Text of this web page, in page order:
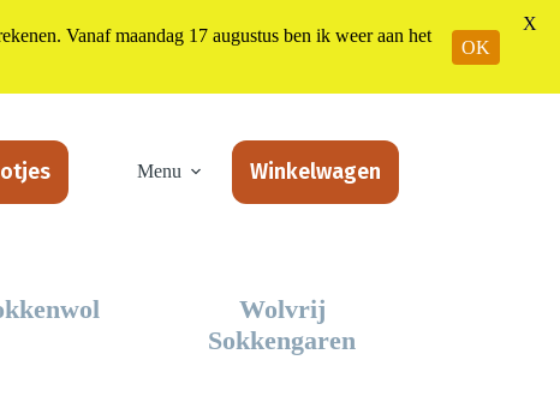
Menu Winkelwagen
Wolvrij
Sokkengaren
Vanaf maandag 17 augustus ben ik weer aan het
OK
X